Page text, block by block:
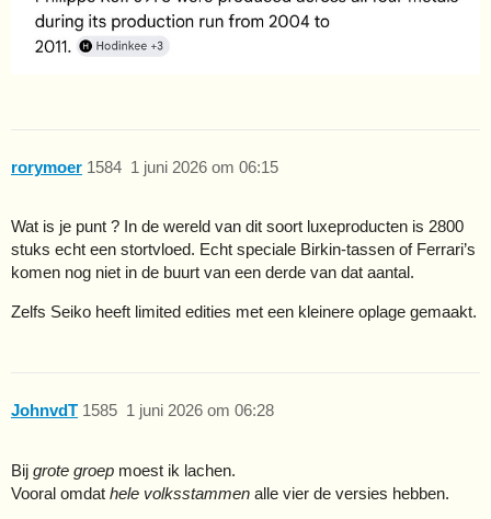
rorymoer 1 juni 2026 om 06:15
1584
Wat is je punt ? In de wereld van dit soort luxeproducten is 2800
stuks echt een stortvloed. Echt speciale Birkin-tassen of Ferrari’s
komen nog niet in de buurt van een derde van dat aantal.
Zelfs Seiko heeft limited edities met een kleinere oplage gemaakt.
JohnvdT 1 juni 2026 om 06:28
1585
Bij grote groep moest ik lachen.
Vooral omdat hele volksstammen alle vier de versies hebben.